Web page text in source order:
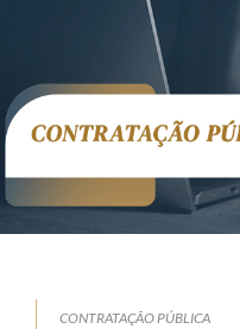
CONTRATAÇÃO PÚBLICA